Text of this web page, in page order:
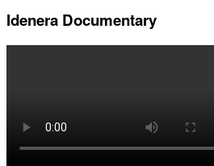
Idenera Documentary